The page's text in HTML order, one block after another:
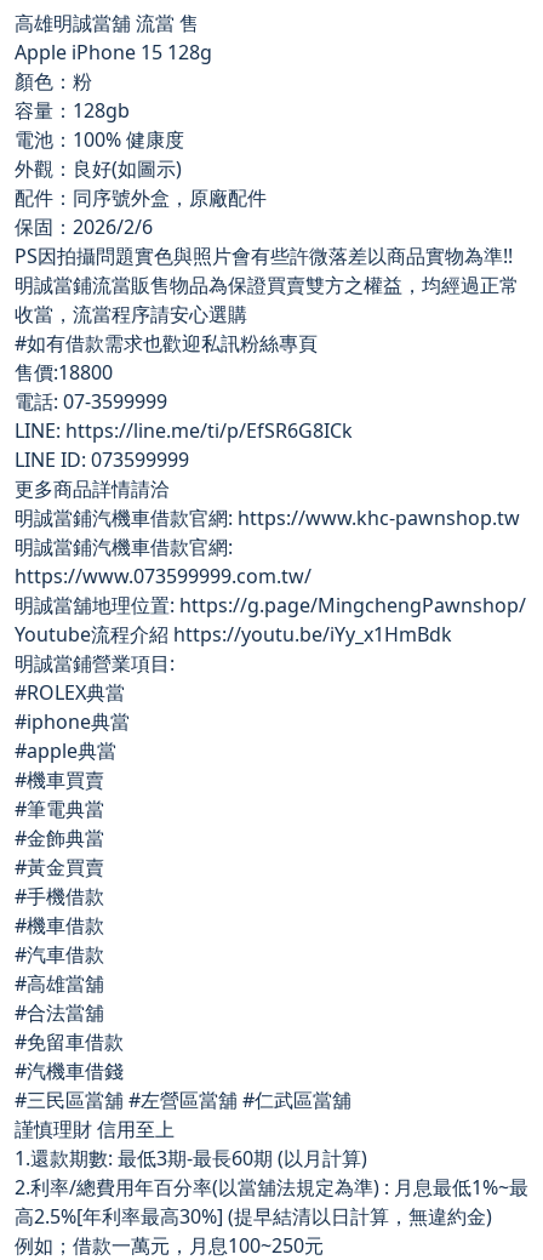
高雄明誠當舖 流當 售
Apple iPhone 15 128g
顏色：粉
容量：128gb
電池：100% 健康度
外觀：良好(如圖示)
配件：同序號外盒，原廠配件
保固：2026/2/6
PS因拍攝問題實色與照片會有些許微落差以商品實物為準!!
明誠當鋪流當販售物品為保證買賣雙方之權益，均經過正常
收當，流當程序請安心選購
#如有借款需求也歡迎私訊粉絲專頁
售價:18800
電話: 07-3599999
LINE: https://line.me/ti/p/EfSR6G8ICk
LINE ID: 073599999
更多商品詳情請洽
明誠當鋪汽機車借款官網: https://www.khc-pawnshop.tw
明誠當鋪汽機車借款官網:
https://www.073599999.com.tw/
明誠當舖地理位置: https://g.page/MingchengPawnshop/
Youtube流程介紹 https://youtu.be/iYy_x1HmBdk
明誠當鋪營業項目:
#ROLEX典當
#iphone典當
#apple典當
#機車買賣
#筆電典當
#金飾典當
#黃金買賣
#手機借款
#機車借款
#汽車借款
#高雄當舖
#合法當舖
#免留車借款
#汽機車借錢
#三民區當舖 #左營區當舖 #仁武區當舖
謹慎理財 信用至上
1.還款期數: 最低3期-最長60期 (以月計算)
2.利率/總費用年百分率(以當舖法規定為準) : 月息最低1%~最
高2.5%[年利率最高30%] (提早結清以日計算，無違約金)
例如；借款一萬元，月息100~250元